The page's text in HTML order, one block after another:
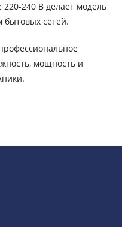
240 В делает модель
бытовых сетей.
мощность и